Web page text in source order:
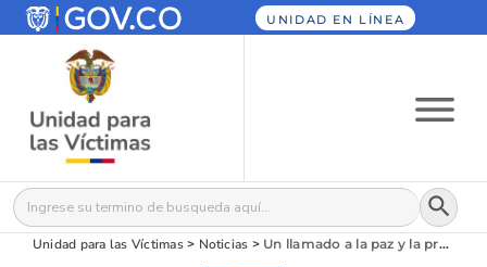
UNIDAD EN LÍNEA
Buscar: Botón
Unidad para las Víctimas> Noticias > Un llamado a la paz y la protección de la infancia en Turbo